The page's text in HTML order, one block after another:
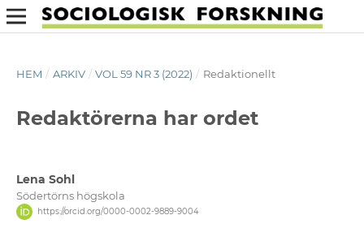
HEM / ARKIV / VOL 59 NR 3 (2022) / Redaktionellt
Redaktörerna har ordet
Lena Sohl
Södertörns högskola
https://orcid.org/0000-0002-9889-9004